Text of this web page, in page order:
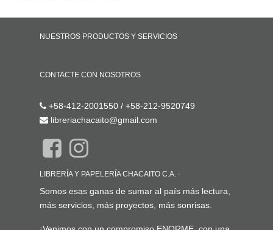
NUESTROS PRODUCTOS Y SERVICIOS
CONTACTE CON NOSOTROS
+58-412-2001550 / +58-212-9520749
libreriachacaito@gmail.com
LIBRERÍA Y PAPELERÍA CHACAITO C.A. -
Somos esas ganas de sumar al país más lectura,
más servicios, más proyectos, más sonrisas.